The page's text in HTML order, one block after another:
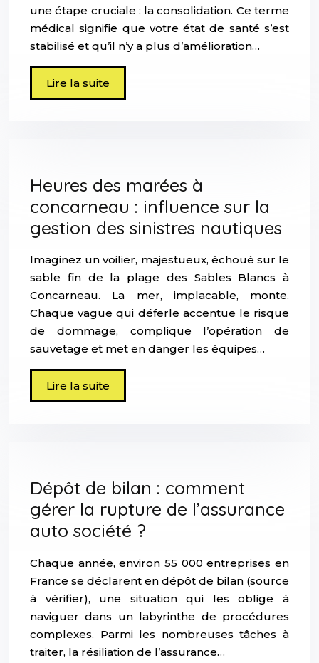
une étape cruciale : la consolidation. Ce terme
médical signifie que votre état de santé s’est
stabilisé et qu’il n’y a plus d’amélioration…
Lire la suite
Heures des marées à
concarneau : influence sur la
gestion des sinistres nautiques
Imaginez un voilier, majestueux, échoué sur le
sable fin de la plage des Sables Blancs à
Concarneau. La mer, implacable, monte.
Chaque vague qui déferle accentue le risque
de dommage, complique l’opération de
sauvetage et met en danger les équipes…
Lire la suite
Dépôt de bilan : comment
gérer la rupture de l’assurance
auto société ?
Chaque année, environ 55 000 entreprises en
France se déclarent en dépôt de bilan (source
à vérifier), une situation qui les oblige à
naviguer dans un labyrinthe de procédures
complexes. Parmi les nombreuses tâches à
traiter, la résiliation de l’assurance…